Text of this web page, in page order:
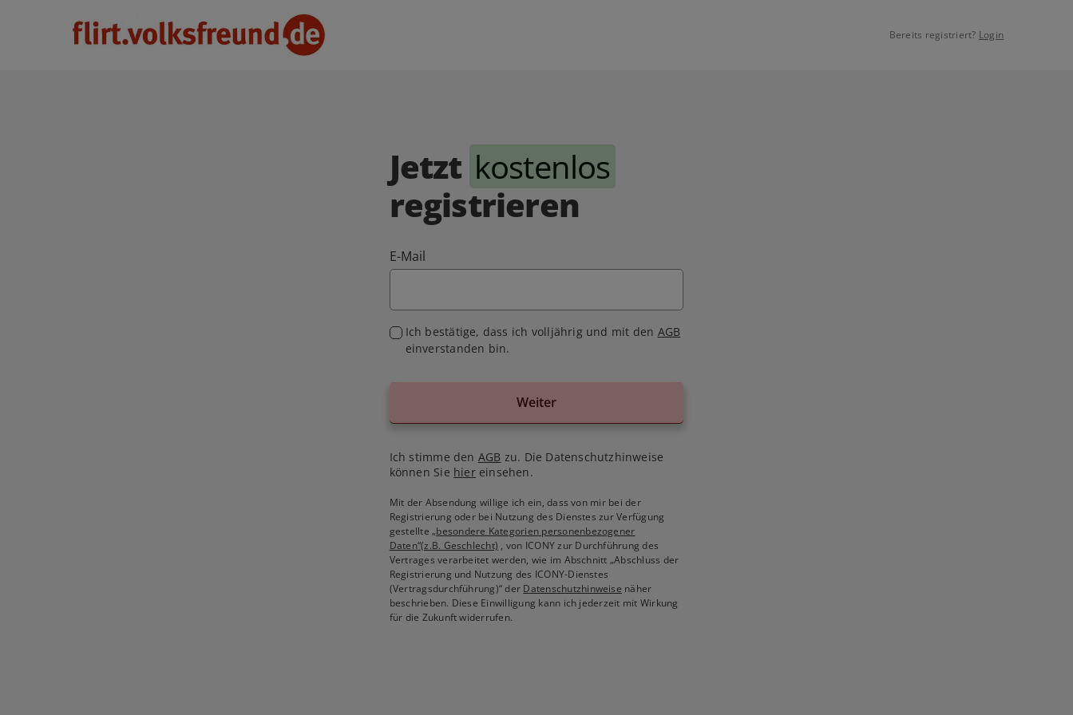
Bereits registriert? Login
Jetzt kostenlos
registrieren
E-Mail
Ich bestätige, dass ich volljährig und mit den AGB
einverstanden bin.
Weiter
Ich stimme den AGB zu. Die Datenschutzhinweise
können Sie hiereinsehen.
Mit der Absendung willige ich ein, dass von mir bei der
Registrierung oder bei Nutzung des Dienstes zur Verfügung
gestellte„besondere Kategorien personenbezogener
Daten“(z.B. Geschlecht) , von ICONY zur Durchführung des
Vertrages verarbeitet werden, wie im Abschnitt „Abschluss der
Registrierung und Nutzung des ICONY-Dienstes
(Vertragsdurchführung)“ der Datenschutzhinweise näher
beschrieben. Diese Einwilligung kann ich jederzeit mit Wirkung
für die Zukunft widerrufen.